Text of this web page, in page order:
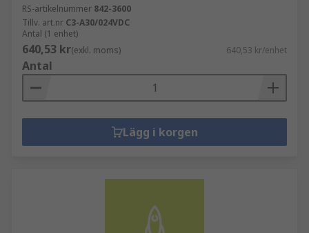
RS-artikelnummer 842-3600
Tillv. art.nr C3-A30/024VDC
Antal (1 enhet)
640,53 kr(exkl. moms) 640,53 kr/enhet
Antal
Lägg i korgen